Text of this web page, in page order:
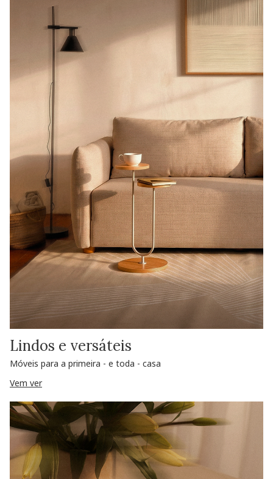
Lindos e versáteis
Móveis para a primeira - e toda - casa
Vem ver